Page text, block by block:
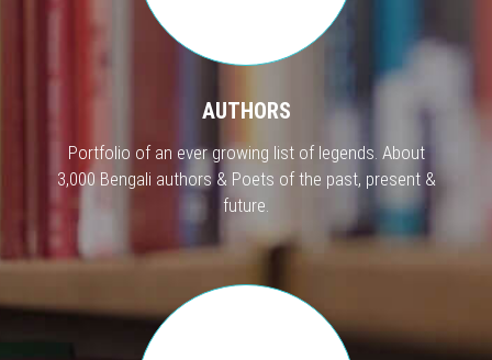
AUTHORS
Portfolio of an ever growing list of legends. About
3,000 Bengali authors & Poets of the past, present &
future.